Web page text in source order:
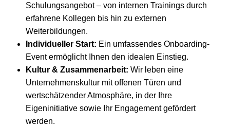
Schulungsangebot – von internen Trainings durch
erfahrene Kollegen bis hin zu externen
Weiterbildungen.
Individueller Start: Ein umfassendes Onboarding-
Event ermöglicht Ihnen den idealen Einstieg.
Kultur & Zusammenarbeit: Wir leben eine
Unternehmenskultur mit offenen Türen und
wertschätzender Atmosphäre, in der Ihre
Eigeninitiative sowie Ihr Engagement gefördert
werden.